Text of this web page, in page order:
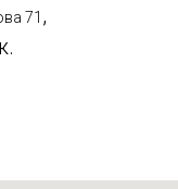
71 ,